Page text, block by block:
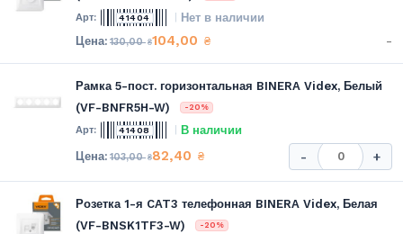
41404 Нет в наличии
130,00₴104,00 ₴ -
Рамка 5-пост. горизонтальная BINERA Videx, Белый
(VF-BNFR5H-W)
-20%
41408 В наличии
103,00₴82,40 ₴ - +
Розетка 1-я CAT3 телефонная BINERA Videx, Белая
(VF-BNSK1TF3-W)
-20%